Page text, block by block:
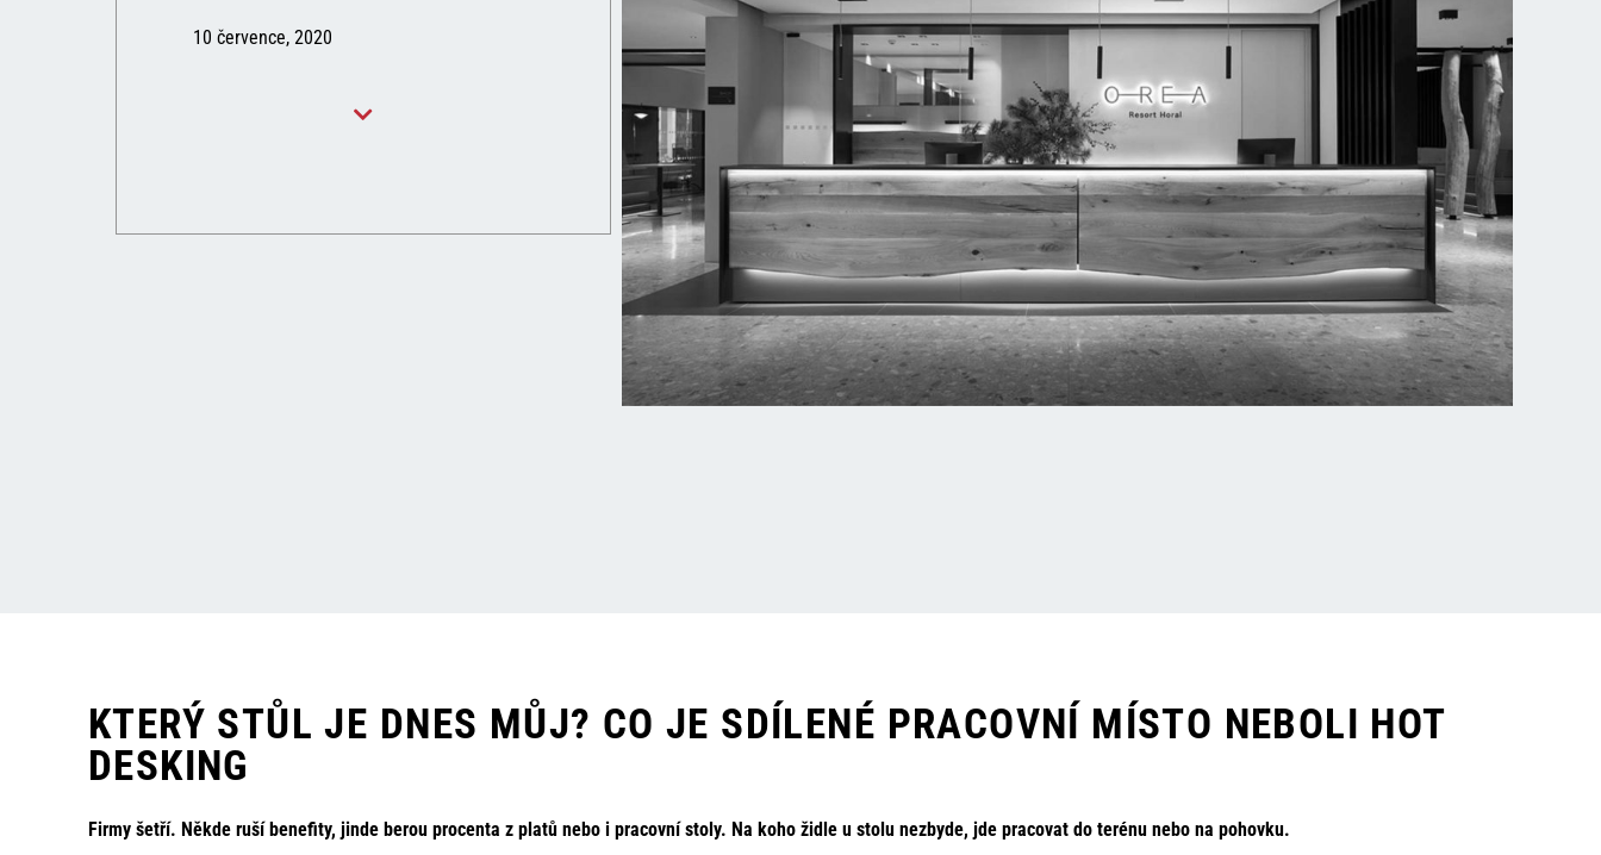
10 července, 2020
KTERÝ STŮL JE DNES MŮJ? CO JE SDÍLENÉ PRACOVNÍ MÍSTO NEBOLI HOT
DESKING
Firmy šetří. Někde ruší benefity, jinde berou procenta z platů nebo i pracovní stoly. Na koho židle u stolu nezbyde, jde pracovat do terénu nebo na pohovku.